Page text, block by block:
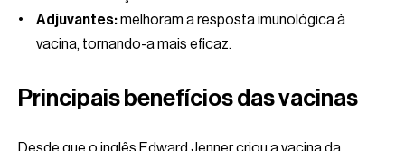
Adjuvantes:melhoram a resposta imunológica à
vacina, tornando-a mais eficaz.
Principais benefícios das vacinas
Desde que o inglês Edward Jenner criou a vacina da